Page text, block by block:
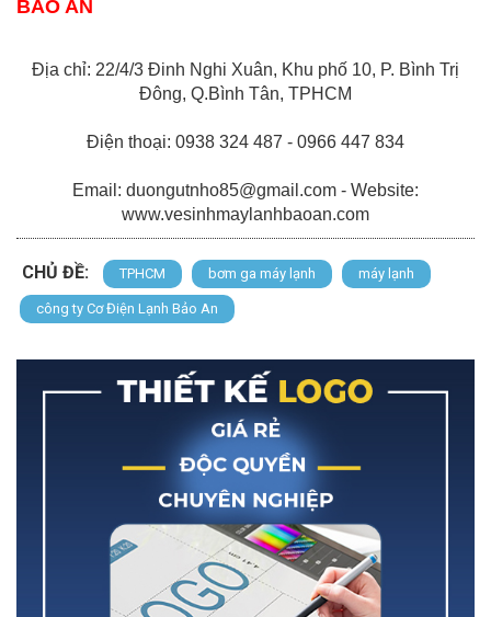
BẢO AN
Địa chỉ: 22/4/3 Đinh Nghi Xuân, Khu phố 10, P. Bình Trị
Đông, Q.Bình Tân, TPHCM
Điện thoại: 0938 324 487 - 0966 447 834
Email: duongutnho85@gmail.com - Website:
www.vesinhmaylanhbaoan.com
CHỦ ĐỀ: TPHCM bơm ga máy lạnh máy lạnh
công ty Cơ Điện Lạnh Bảo An